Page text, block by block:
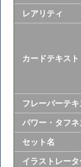
レアリティ
カードテキスト
フレーバーテキ
パワー・タフネ
セット名
イラストレータ